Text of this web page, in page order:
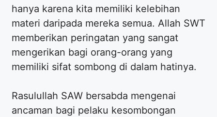
hanya karena kita memiliki kelebihan
materi daripada mereka semua. Allah SWT
memberikan peringatan yang sangat
mengerikan bagi orang-orang yang
memiliki sifat sombong di dalam hatinya.
Rasulullah SAW bersabda mengenai
ancaman bagi pelaku kesombongan